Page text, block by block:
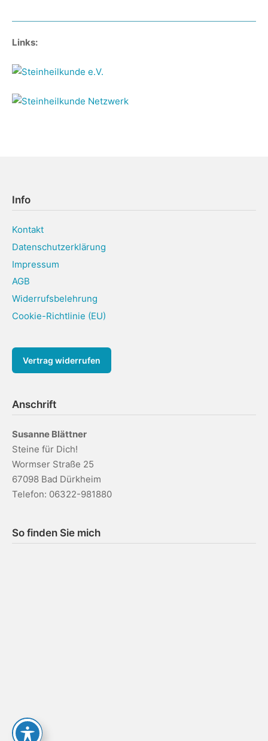
Links:
Info
Kontakt
Datenschutzerklärung
Impressum
AGB
Widerrufsbelehrung
Cookie-Richtlinie (EU)
Vertrag widerrufen
Anschrift
Susanne Blättner
Steine für Dich!
Wormser Straße 25
67098 Bad Dürkheim
Telefon: 06322-981880
So finden Sie mich